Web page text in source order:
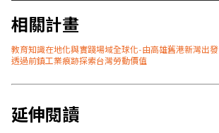
相關計畫
教育知識在地化與實踐場域全球化-由高雄舊港新灣出發
透過前鎮工業痕跡探索台灣勞動價值
延伸閱讀